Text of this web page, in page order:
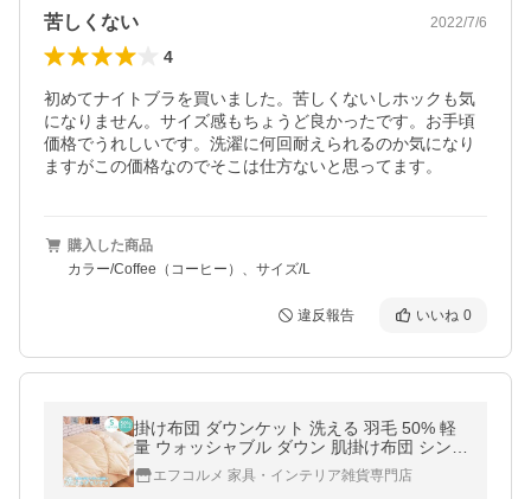
苦しくない 2022/7/6
4
初めてナイトブラを買いました。苦しくないしホックも気
になりません。サイズ感もちょうど良かったです。お手頃
価格でうれしいです。洗濯に何回耐えられるのか気になり
ますがこの価格なのでそこは仕方ないと思ってます。
購入した商品
カラー/Coffee（コーヒー）、サイズ/L
違反報告 いいね 0
掛け布団 ダウンケット 洗える 羽毛 50% 軽
量 ウォッシャブル ダウン 肌掛け布団 シング
ル 軽い 通気性 オールシーズン 洗濯 丸洗い
保温 夏用 薄手 薄い
エフコルメ 家具・インテリア雑貨専門店